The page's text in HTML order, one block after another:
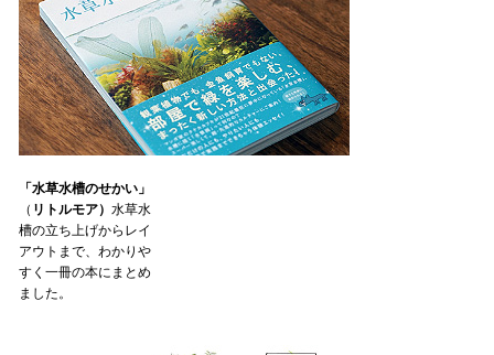
「水草水槽のせかい」
（ リトルモア） 水草水
槽の立ち上げからレイ
アウトまで、わかりや
すく一冊の本にまとめ
ました。